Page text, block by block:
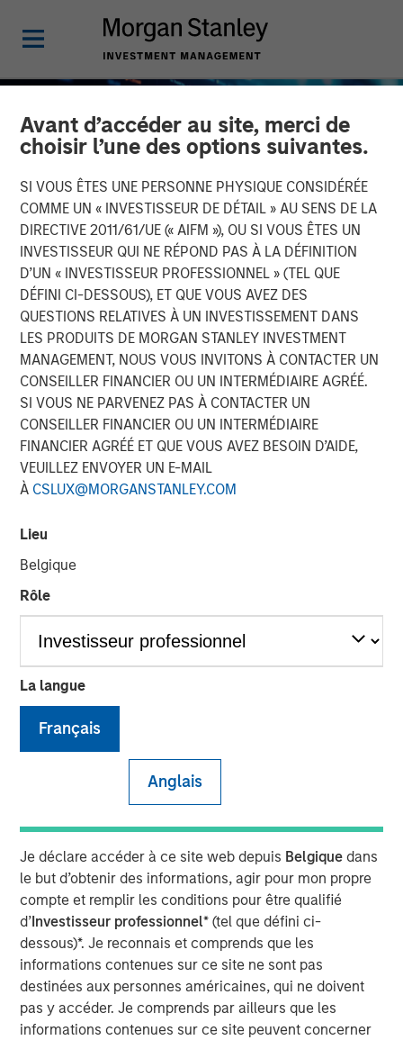
Avant d’accéder au site, merci de
choisir l’une des options suivantes.
SI VOUS ÊTES UNE PERSONNE PHYSIQUE CONSIDÉRÉE
COMME UN « INVESTISSEUR DE DÉTAIL » AU SENS DE LA
DIRECTIVE 2011/61/UE (« AIFM »), OU SI VOUS ÊTES UN
INVESTISSEUR QUI NE RÉPOND PAS À LA DÉFINITION
D’UN « INVESTISSEUR PROFESSIONNEL » (TEL QUE
DÉFINI CI-DESSOUS), ET QUE VOUS AVEZ DES
QUESTIONS RELATIVES À UN INVESTISSEMENT DANS
LES PRODUITS DE MORGAN STANLEY INVESTMENT
MANAGEMENT, NOUS VOUS INVITONS À CONTACTER UN
CONSEILLER FINANCIER OU UN INTERMÉDIAIRE AGRÉÉ.
SI VOUS NE PARVENEZ PAS À CONTACTER UN
CONSEILLER FINANCIER OU UN INTERMÉDIAIRE
FINANCIER AGRÉÉ ET QUE VOUS AVEZ BESOIN D’AIDE,
VEUILLEZ ENVOYER UN E-MAIL
À CSLUX@MORGANSTANLEY.COM
Lieu
Belgique
Rôle
La langue
Français
Anglais
Je déclare accéder à ce site web depuis Belgique dans
le but d’obtenir des informations, agir pour mon propre
compte et remplir les conditions pour être qualifié
d’Investisseur professionnel* (tel que défini ci-
dessous)*. Je reconnais et comprends que les
informations contenues sur ce site ne sont pas
destinées aux personnes américaines, qui ne doivent
pas y accéder. Je comprends par ailleurs que les
informations contenues sur ce site peuvent concerner
BIG PICTURE INSIGHTS
Big Picture - Artificial
Intelligence: Ten
Investment Truths
10 JUIN 2026
The Author
Jitania Kandhari
Managing Director
Three years ago, artificial intelligence was a topic of
mere curiosity, but today is the subject of capital
allocation. The challenge for investors is not only
4-WAY CONVERGENCE: ALGORITHMS, COMPUTE,
TALENT AND CAPITAL
Compounding simultaneously with no historical
precedent.
MOORE'S LAW NO MORE: WHEN PHYSICS
BECOMES THE BOTTLENECK
Every technology cycle has a bottleneck. In this
case, it keeps moving.